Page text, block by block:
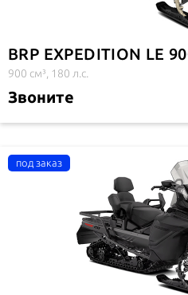
BRP EXPEDITION LE
900 см³, 180 л.с.
Звоните